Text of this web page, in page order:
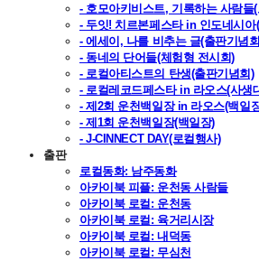
- 호모아키비스트, 기록하는 사람들
- 두잇! 치르본페스타 in 인도네시아
- 에세이, 나를 비추는 글(출판기념
- 동네의 단어들(체험형 전시회)
- 로컬아티스트의 탄생(출판기념회)
- 로컬레코드페스타 in 라오스(사생
- 제2회 운천백일장 in 라오스(백일
- 제1회 운천백일장(백일장)
- J-CINNECT DAY(로컬행사)
출판
로컬동화: 남주동화
아카이북 피플: 운천동 사람들
아카이북 로컬: 운천동
아카이북 로컬: 육거리시장
아카이북 로컬: 내덕동
아카이북 로컬: 무심천